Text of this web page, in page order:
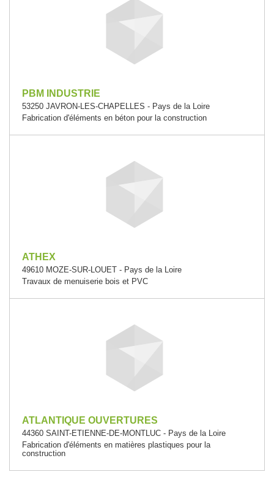
PBM INDUSTRIE
53250 JAVRON-LES-CHAPELLES - Pays de la Loire
Fabrication d'éléments en béton pour la construction
ATHEX
49610 MOZE-SUR-LOUET - Pays de la Loire
Travaux de menuiserie bois et PVC
ATLANTIQUE OUVERTURES
44360 SAINT-ETIENNE-DE-MONTLUC - Pays de la Loire
Fabrication d'éléments en matières plastiques pour la
construction